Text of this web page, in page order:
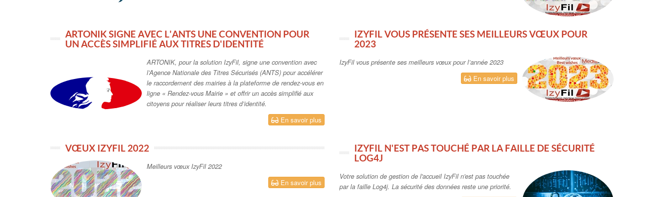
ARTONIK SIGNE AVEC L'ANTS UNE CONVENTION POUR
UN ACCÈS SIMPLIFIÉ AUX TITRES D'IDENTITÉ
ARTONIK, pour la solution IzyFil, signe une convention avec
l’Agence Nationale des Titres Sécurisés (ANTS) pour accélérer
le raccordement des mairies à la plateforme de rendez-vous en
ligne « Rendez-vous Mairie » et offrir un accès simplifié aux
citoyens pour réaliser leurs titres d’identité.
En savoir plus
IZYFIL VOUS PRÉSENTE SES MEILLEURS VŒUX POUR
2023
IzyFil vous présente ses meilleurs vœux pour l’année 2023
En savoir plus
VŒUX IZYFIL 2022
Meilleurs vœux IzyFil 2022
En savoir plus
IZYFIL N'EST PAS TOUCHÉ PAR LA FAILLE DE SÉCURITÉ
LOG4J
Votre solution de gestion de l'accueil IzyFil n'est pas touchée
par la faille Log4j. La sécurité des données reste une priorité.